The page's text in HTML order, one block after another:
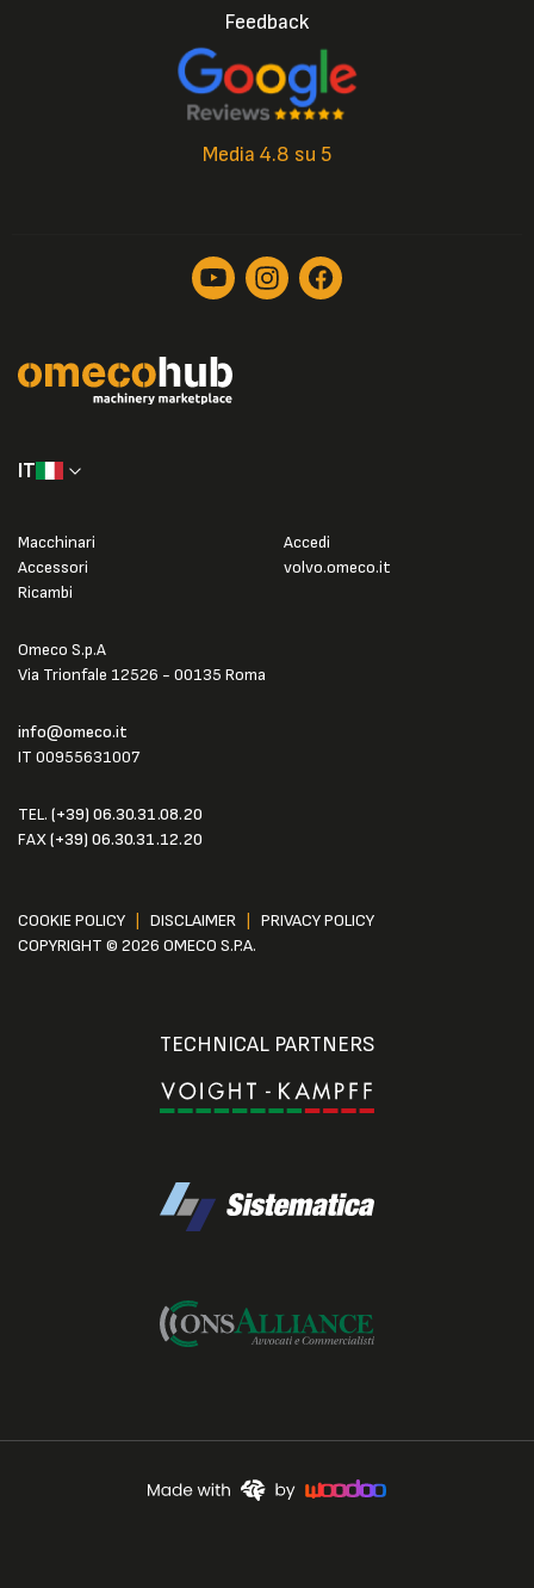
Feedback
Media 4.8 su 5
IT
Omeco S.p.A
Via Trionfale 12526 - 00135 Roma
info@omeco.it
IT 00955631007
TEL. (+39) 06.30.31.08.20
FAX(+39) 06.30.31.12.20
Macchinari
Accessori
Ricambi
Accedi
volvo.omeco.it
COOKIE POLICY DISCLAIMER
PRIVACY POLICY
COPYRIGHT © 2026 OMECO S.P.A.
TECHNICAL PARTNERS